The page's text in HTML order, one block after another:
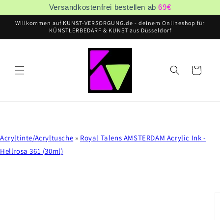
Versandkostenfrei bestellen ab69€
Inhalt
Willkommen auf KUNST-VERSORGUNG.de - deinem Onlineshop für
KÜNSTLERBEDARF & KUNST aus Düsseldorf
Warenkorb
Acryltinte/Acryltusche » Royal Talens AMSTERDAM Acrylic Ink -
Hellrosa 361 (30ml)